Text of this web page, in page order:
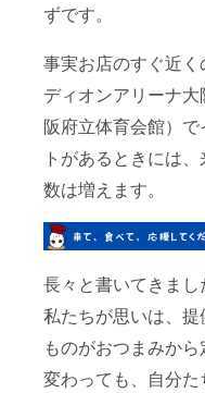
ずです。
事実お店のすぐ近く
ディオンアリーナ大
阪府立体育会館）で
トがあるときには
数は増えます。
長々と書いてきまし
私たちが思いは、提
ものがおつまみから
変わっても、自分た